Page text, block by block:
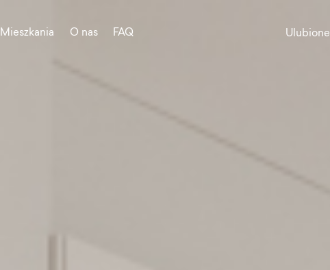
Mieszkania O nas FAQ Ulubione